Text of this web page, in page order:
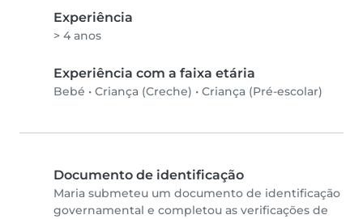
Experiência
> 4 anos
Experiência com a faixa etária
Bebé • Criança (Creche) • Criança (Pré-escolar)
Documento de identificação
Maria submeteu um documento de identificação
governamental e completou as verificações de